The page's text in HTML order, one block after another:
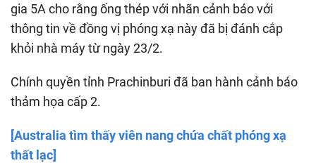
gia 5A cho rằng ống thép với nhãn cảnh báo với
thông tin về đồng vị phóng xạ này đã bị đánh cắp
khỏi nhà máy từ ngày 23/2.
Chính quyền tỉnh Prachinburi đã ban hành cảnh báo
thảm họa cấp 2.
[Australia tìm thấy viên nang chứa chất phóng xạ
thất lạc]